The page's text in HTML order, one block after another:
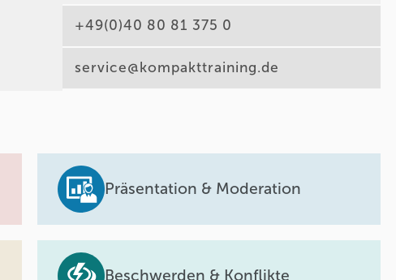
+49(0)40 80 81 375 0
service@kompakttraining.de
Präsentation & Moderation
Beschwerden & Konflikte